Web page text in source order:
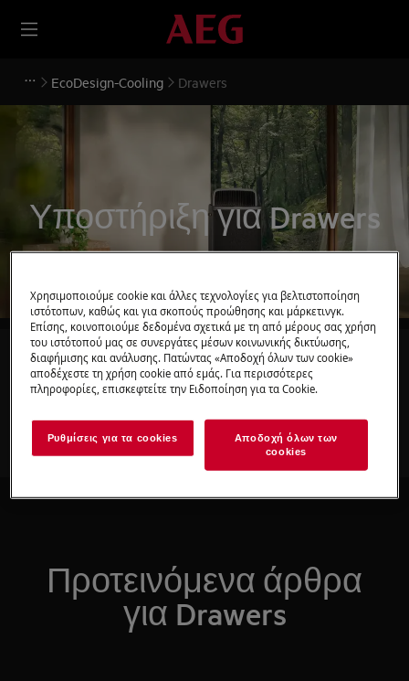
EcoDesign-Cooling Drawers
Υποστήριξη για Drawers
Αναζητήστε μεταξύ των άρθρων
υποστήριξής μας
Προτεινόμενα άρθρα
για Drawers
Χρησιμοποιούμε cookie και άλλες τεχνολογίες για βελτιστοποίηση
ιστότοπων, καθώς και για σκοπούς προώθησης και μάρκετινγκ.
Επίσης, κοινοποιούμε δεδομένα σχετικά με τη από μέρους σας χρήση
του ιστότοπού μας σε συνεργάτες μέσων κοινωνικής δικτύωσης,
διαφήμισης και ανάλυσης. Πατώντας «Αποδοχή όλων των cookie»
αποδέχεστε τη χρήση cookie από εμάς. Για περισσότερες
πληροφορίες, επισκεφτείτε την Ειδοποίηση για τα Cookie.
Ρυθμίσεις για τα cookies
Αποδοχή όλων των
cookies